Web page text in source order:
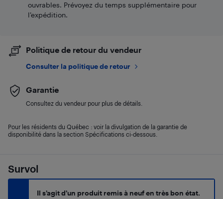
Survol
Il s’agit d’un produit remis à neuf en très bon état.
ouvrables. Prévoyez du temps supplémentaire pour
l’expédition.
Politique de retour du vendeur
Consulter la politique de retour
Garantie
Consultez du vendeur pour plus de détails.
Pour les résidents du Québec : voir la divulgation de la garantie de
disponibilité dans la section Spécifications ci-dessous.